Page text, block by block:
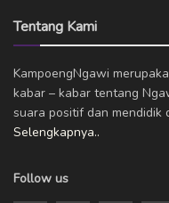
Tentang Kami
KampoengNgawi
kabar – kabar tentang
suara positif dan mendidik
Selengkapnya..
Follow us